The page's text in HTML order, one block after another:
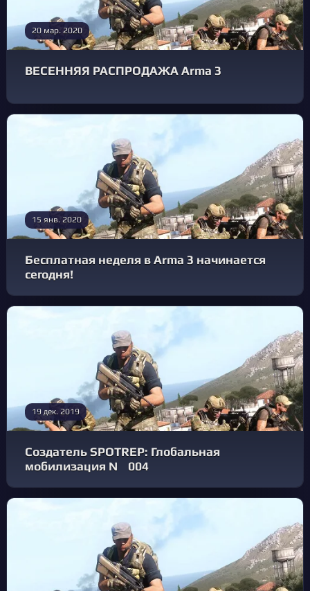
20 мар. 2020
ВЕСЕННЯЯ РАСПРОДАЖА Arma 3
15 янв. 2020
Бесплатная неделя в Arma 3 начинается
сегодня!
19 дек. 2019
Создатель SPOTREP: Глобальная
мобилизация № 004